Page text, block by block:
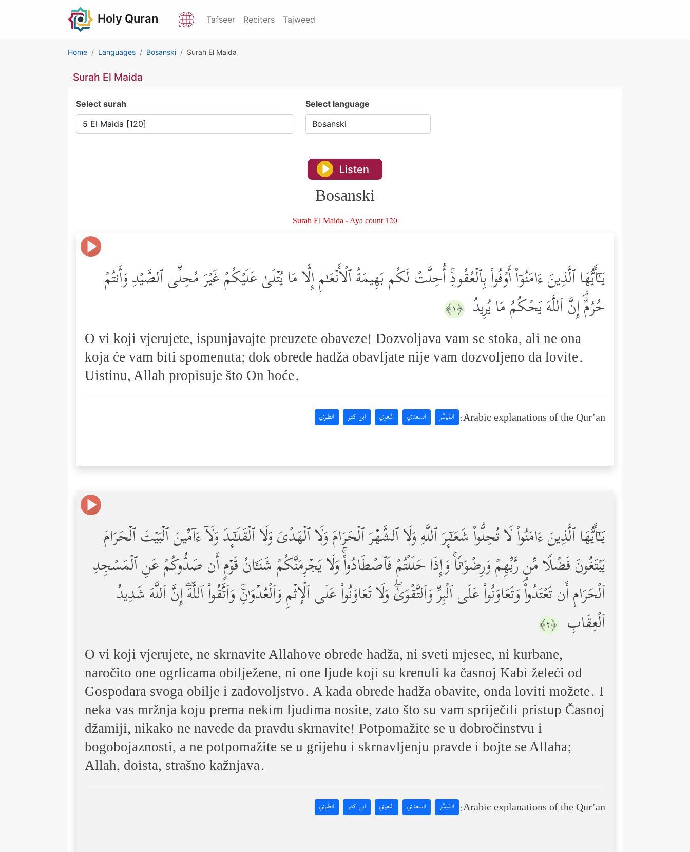
Holy Quran Tafseer Reciters Tajweed
Home Languages Bosanski Surah El Maida
Surah El Maida
Select surah Select language
Listen
Bosanski
Surah El Maida - Aya count 120
یَـٰۤأَیُّهَا ٱلَّذِینَ ءَامَنُوۤاْ أَوۡفُواْ بِٱلۡعُقُودِۚ أُحِلَّتۡ لَكُم بَهِیمَةُ ٱلۡأَنۡعَـٰمِ إِلَّا مَا یُتۡلَىٰ عَلَیۡكُمۡ غَیۡرَ مُحِلِّی ٱلصَّیۡدِ وَأَنتُمۡ
حُرُمٌۗ إِنَّ ٱللَّهَ یَحۡكُمُ مَا یُرِیدُ ﴿١﴾
O vi koji vjerujete, ispunjavajte preuzete obaveze! Dozvoljava vam se stoka, ali ne ona
koja će vam biti spomenuta; dok obrede hadža obavljate nije vam dozvoljeno da lovite.
Uistinu, Allah propisuje što On hoće.
Arabic explanations of the Qur’an: المُيسَّر السعدي البغوي ابن كثير الطبري
یَـٰۤأَیُّهَا ٱلَّذِینَ ءَامَنُواْ لَا تُحِلُّواْ شَعَـٰۤىِٕرَ ٱللَّهِ وَلَا ٱلشَّهۡرَ ٱلۡحَرَامَ وَلَا ٱلۡهَدۡیَ وَلَا ٱلۡقَلَـٰۤىِٕدَ وَلَاۤ ءَاۤمِّینَ ٱلۡبَیۡتَ ٱلۡحَرَامَ
یَبۡتَغُونَ فَضۡلࣰا مِّن رَّبِّهِمۡ وَرِضۡوَ ٰ⁠نࣰاۚ وَإِذَا حَلَلۡتُمۡ فَٱصۡطَادُواْۚ وَلَا یَجۡرِمَنَّكُمۡ شَنَـَٔانُ قَوۡمٍ أَن صَدُّوكُمۡ عَنِ ٱلۡمَسۡجِدِ
ٱلۡحَرَامِ أَن تَعۡتَدُواْۘ وَتَعَاوَنُواْ عَلَى ٱلۡبِرِّ وَٱلتَّقۡوَىٰۖ وَلَا تَعَاوَنُواْ عَلَى ٱلۡإِثۡمِ وَٱلۡعُدۡوَ ٰ⁠نِۚ وَٱتَّقُواْ ٱللَّهَۖ إِنَّ ٱللَّهَ شَدِیدُ
ٱلۡعِقَابِ ﴿٢﴾
O vi koji vjerujete, ne skrnavite Allahove obrede hadža, ni sveti mjesec, ni kurbane,
naročito one ogrlicama obilježene, ni one ljude koji su krenuli ka časnoj Kabi želeći od
Gospodara svoga obilje i zadovoljstvo. A kada obrede hadža obavite, onda loviti možete. I
neka vas mržnja koju prema nekim ljudima nosite, zato što su vam spriječili pristup Časnoj
džamiji, nikako ne navede da pravdu skrnavite! Potpomažite se u dobročinstvu i
bogobojaznosti, a ne potpomažite se u grijehu i skrnavljenju pravde i bojte se Allaha;
Allah, doista, strašno kažnjava.
Arabic explanations of the Qur’an: المُيسَّر السعدي البغوي ابن كثير الطبري